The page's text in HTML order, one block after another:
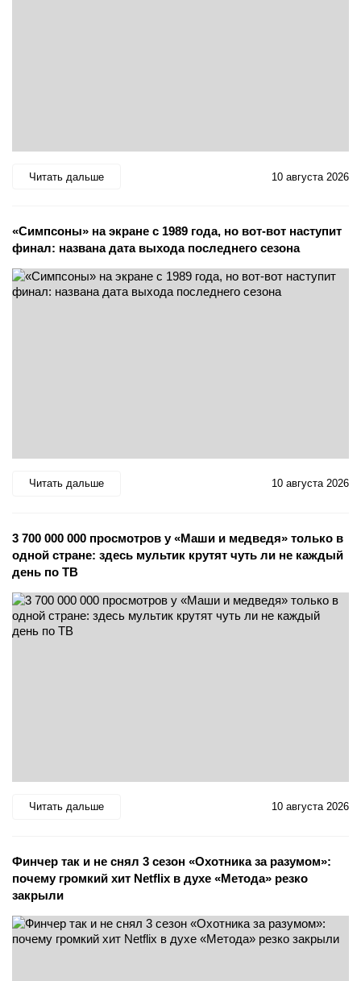
Читать дальше 10 августа 2026
«Симпсоны» на экране с 1989 года, но вот-вот наступит
финал: названа дата выхода последнего сезона
Читать дальше 10 августа 2026
3 700 000 000 просмотров у «Маши и медведя» только в
одной стране: здесь мультик крутят чуть ли не каждый
день по ТВ
Читать дальше 10 августа 2026
Финчер так и не снял 3 сезон «Охотника за разумом»:
почему громкий хит Netflix в духе «Метода» резко
закрыли